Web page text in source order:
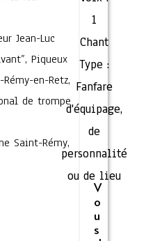
Jean-Luc
Piqueux
en-Retz,
de trompe
Saint-Rémy,
1
Chant
Type :
Fanfare
d'équipage,
de
personnalité
ou de lieu
V
o
u
s